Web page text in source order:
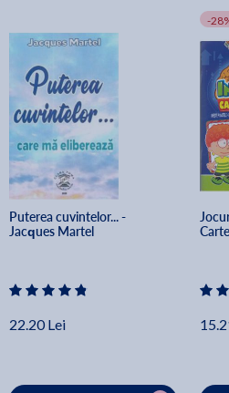
Puterea cuvintelor... -
Jacques Martel
22.20 Lei
-